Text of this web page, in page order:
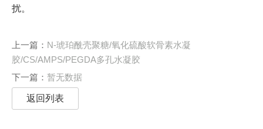
扰。
上一篇： N-琥珀酰壳聚糖/氧化硫酸软骨素水凝
胶/CS/AMPS/PEGDA多孔水凝胶
下一篇： 暂无数据
返回列表